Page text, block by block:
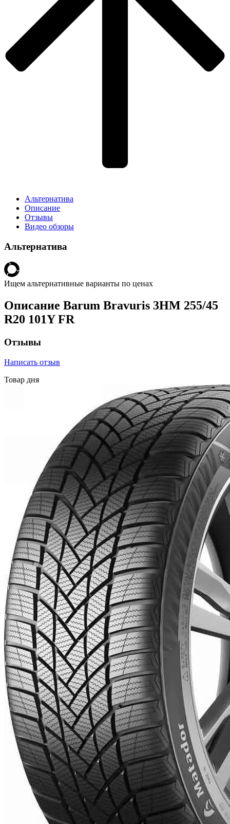
Альтернатива
Описание
Отзывы
Видео обзоры
Альтернатива
Ищем альтернативные варианты по ценах
Описание Barum Bravuris 3HM 255/45
R20 101Y FR
Отзывы
Написать отзыв
Товар дня